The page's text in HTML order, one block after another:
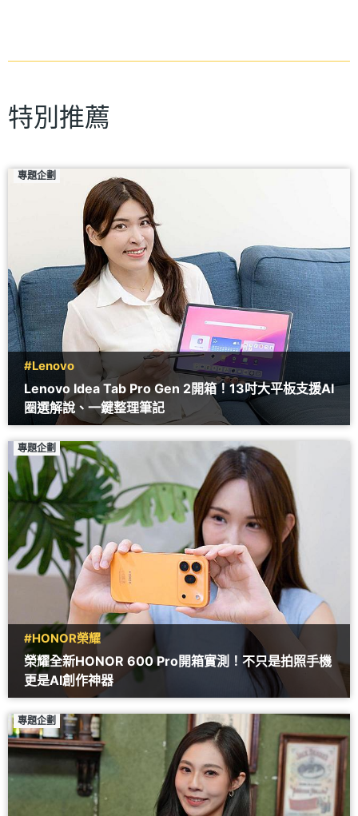
特別推薦
專題企劃
#Lenovo
Lenovo Idea Tab Pro Gen 2開箱！13吋大平板支援AI
圈選解說、一鍵整理筆記
專題企劃
#HONOR榮耀
榮耀全新HONOR 600 Pro開箱實測！不只是拍照手機
更是AI創作神器
專題企劃